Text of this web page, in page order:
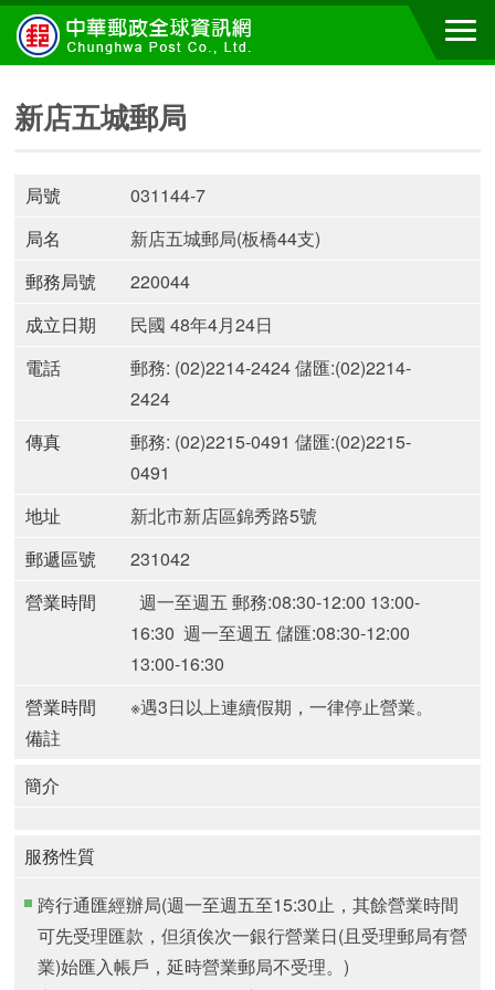
新店五城郵局
局號
031144-7
局名
新店五城郵局(板橋44支)
郵務局號
220044
成立日期
民國 48年4月24日
電話
郵務: (02)2214-2424 儲匯:(02)2214-
2424
傳真
郵務: (02)2215-0491 儲匯:(02)2215-
0491
地址
新北市新店區錦秀路5號
郵遞區號
231042
營業時間
週一至週五 郵務:08:30-12:00 13:00-
16:30 週一至週五 儲匯:08:30-12:00
13:00-16:30
營業時間
備註
※遇3日以上連續假期，一律停止營業。
簡介
服務性質
跨行通匯經辦局(週一至週五至15:30止，其餘營業時間
可先受理匯款，但須俟次一銀行營業日(且受理郵局有營
業)始匯入帳戶，延時營業郵局不受理。)